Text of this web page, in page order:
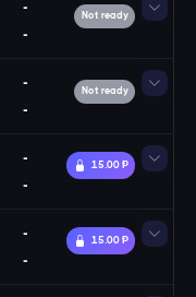
-
-
Not ready
-
-
Not ready
-
-
15.00 Ᵽ
-
-
15.00 Ᵽ